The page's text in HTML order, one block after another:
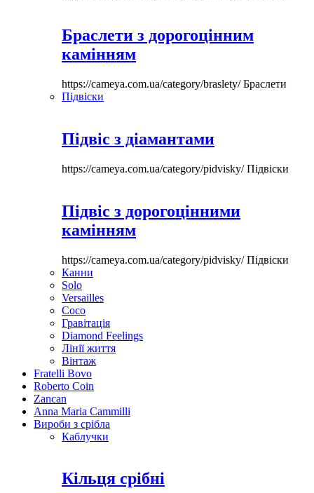
Браслети з дорогоцінним
камінням
https://cameya.com.ua/category/braslety/Браслети
Підвіски
Підвіс з діамантами
https://cameya.com.ua/category/pidvisky/Підвіски
Підвіс з дорогоцінними
камінням
https://cameya.com.ua/category/pidvisky/Підвіски
Канни
Solo
Versailles
Coco
Гравітація
Diamond Feelings
Лінії життя
Вінтаж
Fratelli Bovo
Roberto Coin
Zancan
Anna Maria Cammilli
Вироби з срібла
Каблучки
Кільця срібні